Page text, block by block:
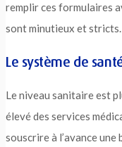
remplir ces formulaires
sont minutieux et stricts.
Le système de
Le niveau sanitaire est
élevé des services
souscrire à l’avance